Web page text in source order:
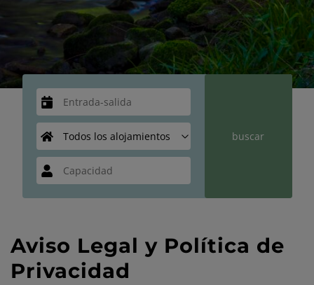
Aviso Legal y Política de
Privacidad